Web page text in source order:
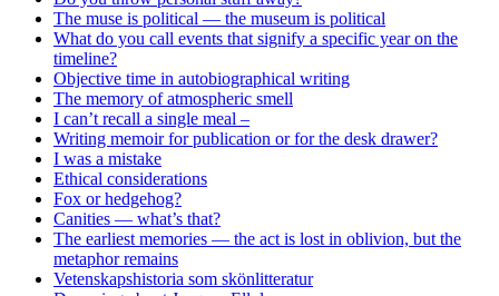
The muse is political — the museum is political
What do you call events that signify a specific year on the
timeline?
Objective time in autobiographical writing
The memory of atmospheric smell
I can’t recall a single meal –
Writing memoir for publication or for the desk drawer?
I was a mistake
Ethical considerations
Fox or hedgehog?
Canities — what’s that?
The earliest memories — the act is lost in oblivion, but the
metaphor remains
Vetenskapshistoria som skönlitteratur